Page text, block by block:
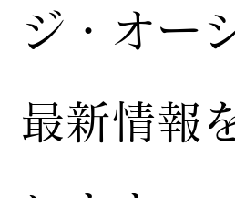
ジ・オー
最新情報